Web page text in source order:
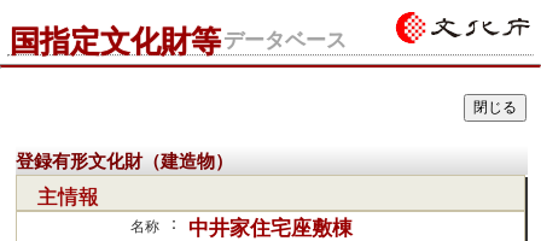
国指定文化財等データベース
登録有形文化財（建造物）
主情報
名称 ： 中井家住宅座敷棟